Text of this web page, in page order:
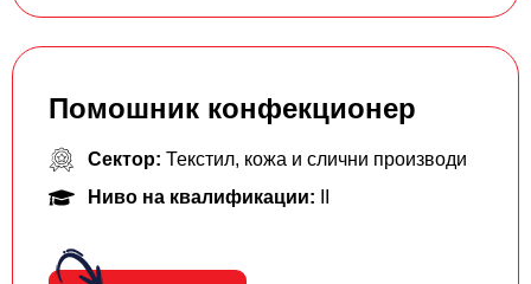
Помошник конфекционер
Сектор: Текстил, кожа и слични производи
Ниво на квалификации: